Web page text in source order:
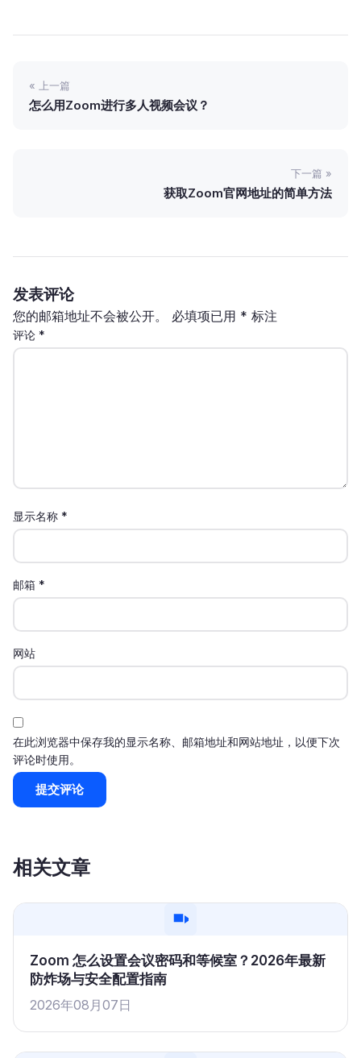
« 上一篇
怎么用Zoom进行多人视频会议？
下一篇 »
获取Zoom官网地址的简单方法
发表评论
您的邮箱地址不会被公开。 必填项已用 * 标注
评论 *
显示名称 *
邮箱 *
网站
在此浏览器中保存我的显示名称、邮箱地址和网站地址，以便下次
评论时使用。
相关文章
Zoom 怎么设置会议密码和等候室？2026年最新
防炸场与安全配置指南
2026年08月07日